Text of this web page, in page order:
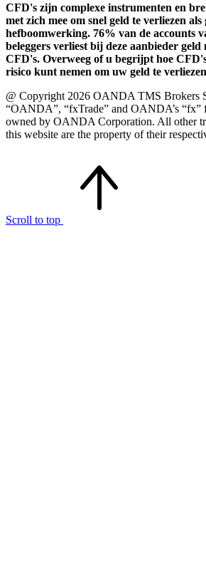
CFD's zijn complexe instrumenten en
met zich mee om snel geld te verliezen als
hefboomwerking. 76% van de accounts
beleggers verliest bij deze aanbieder geld
CFD's. Overweeg of u begrijpt hoe
risico kunt nemen om uw geld te
@ Copyright 2026 OANDA TMS Brokers
“OANDA”, “fxTrade” and OANDA’s “fx”
owned by OANDA Corporation. All other
this website are the property of their
Scroll to top